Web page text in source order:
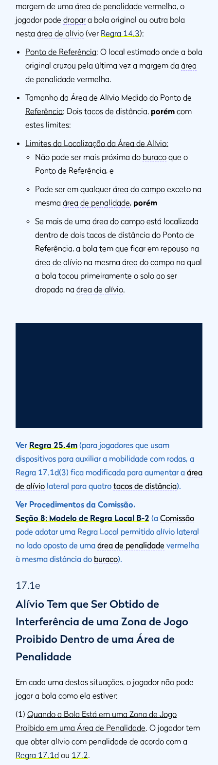
margem de uma área de penalidade vermelha, o
jogador pode dropar a bola original ou outra bola
nesta área de alívio (ver Regra 14.3):
Ponto de Referência: O local estimado onde a bola
original cruzou pela última vez a margem da área
de penalidade vermelha.
Tamanho da Área de Alívio Medido do Ponto de
Referência: Dois tacos de distância, porém com
estes limites:
Limites da Localização da Área de Alívio:
Não pode ser mais próxima do buraco que o
Ponto de Referência, e
Pode ser em qualquer área do campo exceto na
mesma área de penalidade, porém
Se mais de uma área do campo está localizada
dentro de dois tacos de distância do Ponto de
Referência, a bola tem que ficar em repouso na
área de alívio na mesma área do campo na qual
a bola tocou primeiramente o solo ao ser
dropada na área de alívio
Ver Regra 25.4m (para jogadores que usam
dispositivos para auxiliar a mobilidade com rodas, a
Regra 17.1d(3) fica modificada para aumentar a área
de alívio lateral para quatro tacos de distância).
Ver Procedimentos da Comissão,
Seção 8; Modelo de Regra Local B-2 (a Comissão
pode adotar uma Regra Local permitido alívio lateral
no lado oposto de uma área de penalidade vermelha
à mesma distância do buraco).
17.1e
Alívio Tem que Ser Obtido de
Interferência de uma Zona de Jogo
Proibido Dentro de uma Área de
Penalidade
Em cada uma destas situações, o jogador não pode
jogar a bola como ela estiver:
(1) Quando a Bola Está em uma Zona de Jogo
Proibido em uma Área de Penalidade . O jogador tem
que obter alívio com penalidade de acordo com a
Regra 17.1d ou 17.2